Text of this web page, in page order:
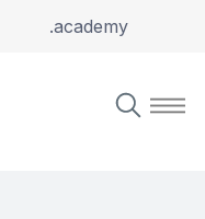
.academy